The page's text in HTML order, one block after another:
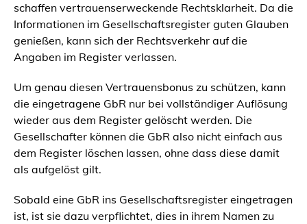
schaffen vertrauenserweckende Rechtsklarheit. Da die
Informationen im Gesellschaftsregister guten Glauben
genießen, kann sich der Rechtsverkehr auf die
Angaben im Register verlassen.
Um genau diesen Vertrauensbonus zu schützen, kann
die eingetragene GbR nur bei vollständiger Auflösung
wieder aus dem Register gelöscht werden. Die
Gesellschafter können die GbR also nicht einfach aus
dem Register löschen lassen, ohne dass diese damit
als aufgelöst gilt.
Sobald eine GbR ins Gesellschaftsregister eingetragen
ist, ist sie dazu verpflichtet, dies in ihrem Namen zu